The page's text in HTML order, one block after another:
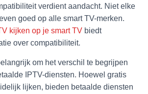
verdient aandacht. Niet elke
goed op alle smart TV-merken.
kijken op je smart TV biedt
over compatibiliteit.
om het verschil te begrijpen
IPTV-diensten. Hoewel gratis
lijken, bieden betaalde diensten